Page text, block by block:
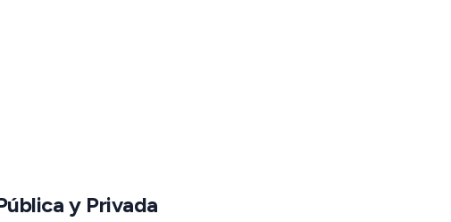
y Privada